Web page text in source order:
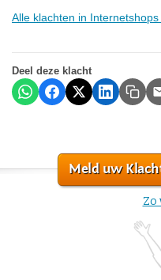
Alle klachten in
Deel deze klacht
Meld uw
Zo